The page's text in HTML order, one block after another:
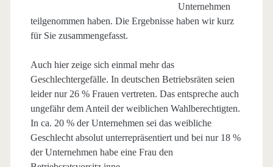
Unternehmen
teilgenommen haben. Die Ergebnisse haben wir kurz
für Sie zusammengefasst.
Auch hier zeige sich einmal mehr das
Geschlechtergefälle. In deutschen Betriebsräten seien
leider nur 26 % Frauen vertreten. Das entspreche auch
ungefähr dem Anteil der weiblichen Wahlberechtigten.
In ca. 20 % der Unternehmen sei das weibliche
Geschlecht absolut unterrepräsentiert und bei nur 18 %
der Unternehmen habe eine Frau den